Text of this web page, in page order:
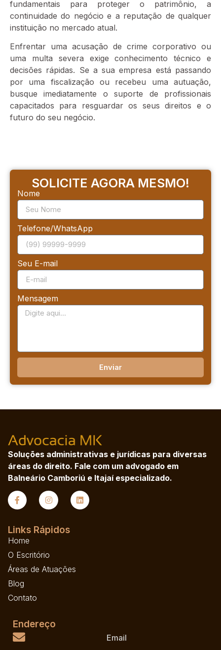
fundamentais para proteger o patrimônio, a
continuidade do negócio e a reputação de qualquer
instituição no mercado atual.
Enfrentar uma acusação de crime corporativo ou
uma multa severa exige conhecimento técnico e
decisões rápidas. Se a sua empresa está passando
por uma fiscalização ou recebeu uma autuação,
busque imediatamente o suporte de profissionais
capacitados para resguardar os seus direitos e o
futuro do seu negócio.
SOLICITE AGORA MESMO!
Nome
Telefone/WhatsApp
Seu E-mail
Mensagem
Enviar
Soluções administrativas e jurídicas para diversas
áreas do direito. Fale com um advogado em
Balneário Camboriú e Itajaí especializado.
Links Rápidos
Home
O Escritório
Áreas de Atuações
Blog
Contato
Endereço
Email